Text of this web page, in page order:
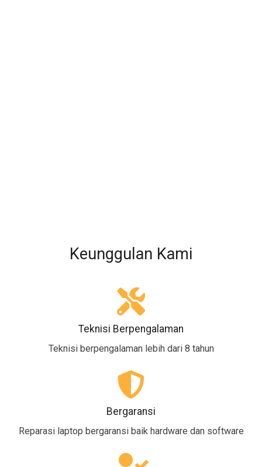
Keunggulan Kami
Teknisi Berpengalaman
Teknisi berpengalaman lebih dari 8 tahun
Bergaransi
Reparasi laptop bergaransi baik hardware dan software